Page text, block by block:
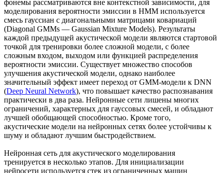
фонемы рассматриваются вне контекстной зависимости, для
моделирования вероятности эмиссии в HMM используется
смесь гауссиан с диагональными матрицами ковариаций
(Diagonal GMMs — Gaussian Mixture Models). Результаты
каждой предыдущей акустической модели являются стартовой
точкой для тренировки более сложной модели, с более
сложным входом, выходом или функцией распределения
вероятности эмиссии. Существует множество способов
улучшения акустической модели, однако наиболее
значительный эффект имеет переход от GMM-модели к DNN
(Deep Neural Network), что повышает качество распознавания
практически в два раза. Нейронные сети лишены многих
ограничений, характерных для гауссовых смесей, и обладают
лучшей обобщающей способностью. Кроме того,
акустические модели на нейронных сетях более устойчивы к
шуму и обладают лучшим быстродействием.
Нейронная сеть для акустического моделирования
тренируется в несколько этапов. Для инициализации
нейросети используется стек из ограниченных машин